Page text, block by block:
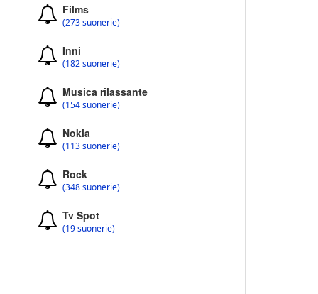
Films
(273 suonerie)
Inni
(182 suonerie)
Musica rilassante
(154 suonerie)
Nokia
(113 suonerie)
Rock
(348 suonerie)
Tv Spot
(19 suonerie)